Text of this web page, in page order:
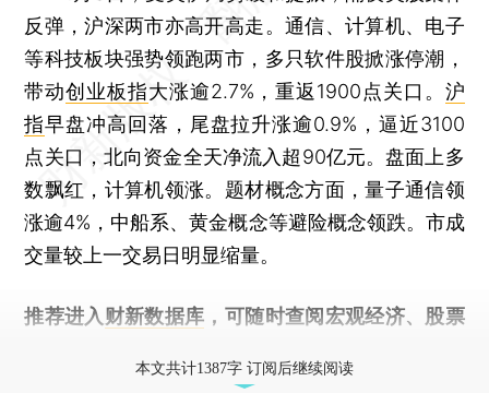
反弹，沪深两市亦高开高走。通信、计算机、电子
等科技板块强势领跑两市，多只软件股掀涨停潮，
带动创业板指大涨逾2.7%，重返1900点关口。 沪
指早盘冲高回落，尾盘拉升涨逾0.9%，逼近3100
点关口，北向资金全天净流入超90亿元。盘面上多
数飘红，计算机领涨。题材概念方面，量子通信领
涨逾4%，中船系、黄金概念等避险概念领跌。市成
交量较上一交易日明显缩量。
推荐进入 财新数据库 ，可随时查阅宏观经济、股票
本文共计1387字 订阅后继续阅读